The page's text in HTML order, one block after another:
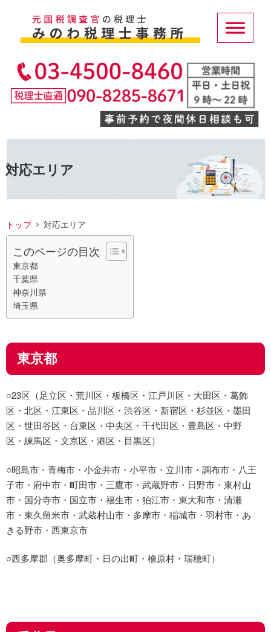
対応エリア
トップ 対応エリア
このページの目次
東京都
千葉県
神奈川県
埼玉県
東京都
○23区（足立区・荒川区・板橋区・江戸川区・大田区・葛飾
区・北区・江東区・品川区・渋谷区・新宿区・杉並区・墨田
区・世田谷区・台東区・中央区・千代田区・豊島区・中野
区・練馬区・文京区・港区・目黒区）
○昭島市・青梅市・小金井市・小平市・立川市・調布市・八王
子市・府中市・町田市・三鷹市・武蔵野市・日野市・東村山
市・国分寺市・国立市・福生市・狛江市・東大和市・清瀬
市・東久留米市・武蔵村山市・多摩市・稲城市・羽村市・あ
きる野市・西東京市
○西多摩郡（奥多摩町・日の出町・檜原村・瑞穂町）